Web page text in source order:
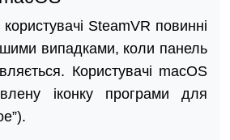
SteamVR повинні
випадками, коли панель
Користувачі macOS
іконку програми для